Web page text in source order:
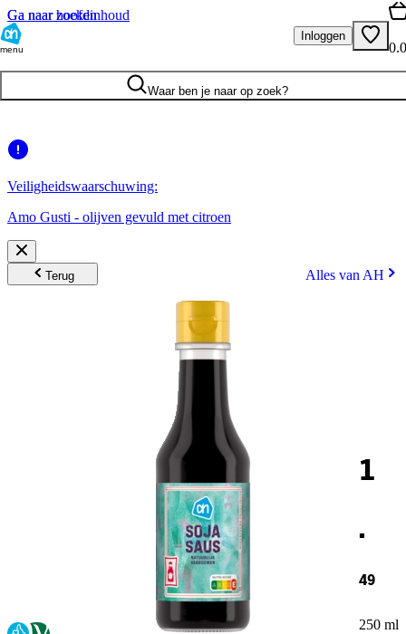
Ga naar hoofdinhoud
Ga naar zoeken
menu
Inloggen
Waar ben je naar op zoek?
Veiligheidswaarschuwing:
Amo Gusti - olijven gevuld met citroen
Terug Alles van AH
1
.
49
250 ml